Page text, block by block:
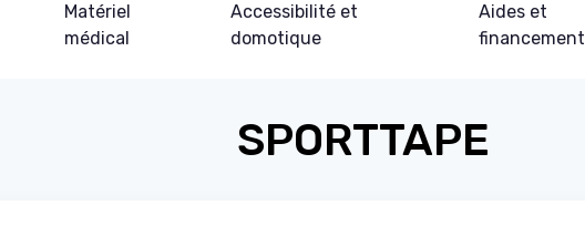
Matériel
médical
Accessibilité et
domotique
Aides et
financement
SPORTTAPE